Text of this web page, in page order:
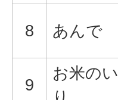
8 あんで
9
お米の